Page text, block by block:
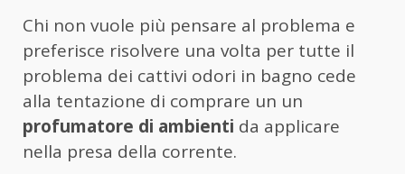
Chi non vuole più pensare al problema e
preferisce risolvere una volta per tutte il
problema dei cattivi odori in bagno cede
alla tentazione di comprare un un
profumatore di ambienti da applicare
nella presa della corrente.